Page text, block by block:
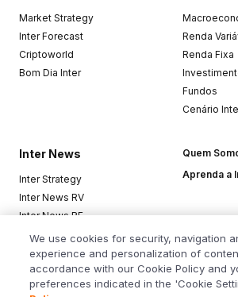
Market Strategy
Inter Forecast
Criptoworld
Bom Dia Inter
Renda
Renda Fixa
Fundos
Cenário
Inter News
Inter Strategy
Inter News RV
Inter News RF
Top Funds
Quem
Aprenda a
Baixe o app
We use cookies for security, navigation
experience and personalization of
accordance with our Cookie Policy and
preferences indicated in the 'Cookie